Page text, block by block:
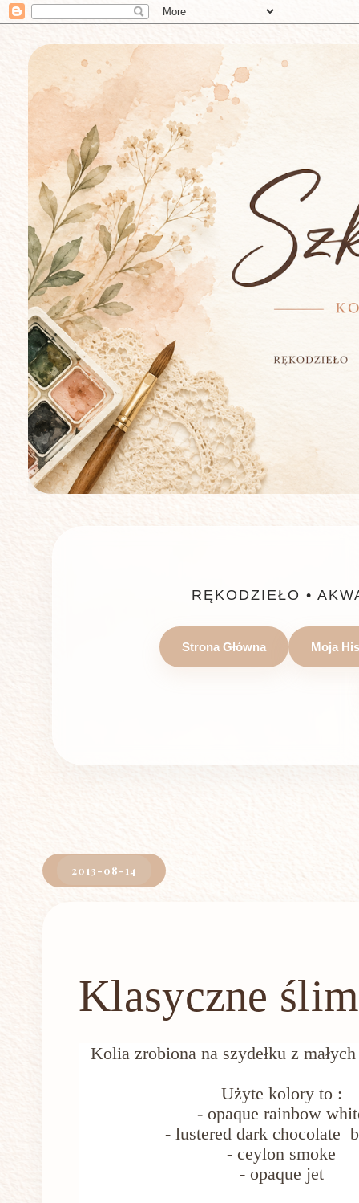
RĘKODZIEŁO •
Strona Główna Moja
2013-08-14
Klasyczne
Kolia zrobiona na szydełku z
Użyte kolory to :
- opaque rainbow
- lustered dark chocolate
- ceylon smoke
- opaque jet